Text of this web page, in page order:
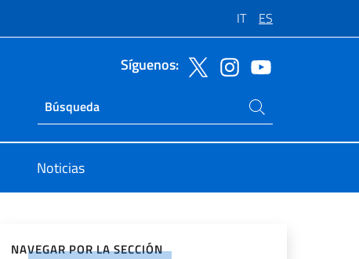
IT ES
Síguenos:
Ricerca sito live
Buscar en el sitio
Noticias
NAVEGAR POR LA SECCIÓN